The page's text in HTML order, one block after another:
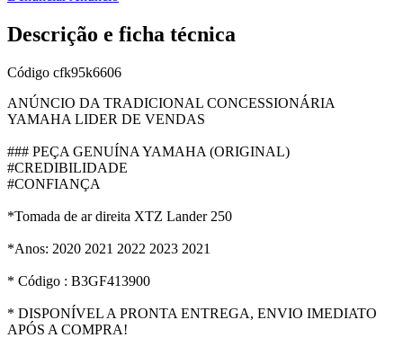
Descrição e ficha técnica
Código cfk95k6606
ANÚNCIO DA TRADICIONAL CONCESSIONÁRIA
YAMAHA LIDER DE VENDAS
### PEÇA GENUÍNA YAMAHA (ORIGINAL)
#CREDIBILIDADE
#CONFIANÇA
*Tomada de ar direita XTZ Lander 250
*Anos: 2020 2021 2022 2023 2021
* Código : B3GF413900
* DISPONÍVEL A PRONTA ENTREGA, ENVIO IMEDIATO
APÓS A COMPRA!